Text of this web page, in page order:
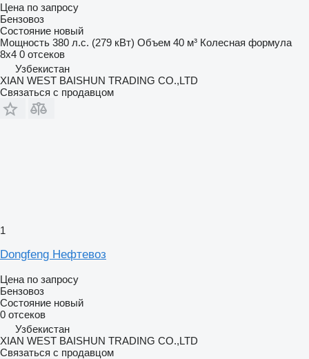
Цена по запросу
Бензовоз
Состояние новый
Мощность 380 л.с. (279 кВт) Объем 40 м³ Колесная формула
8x4 0 отсеков
Узбекистан
XIAN WEST BAISHUN TRADING CO.,LTD
Связаться с продавцом
1
Dongfeng Нефтевоз
Цена по запросу
Бензовоз
Состояние новый
0 отсеков
Узбекистан
XIAN WEST BAISHUN TRADING CO.,LTD
Связаться с продавцом